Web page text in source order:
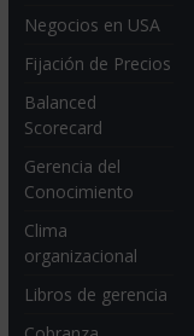
Negocios en USA
Fijación de Precios
Balanced
Scorecard
Gerencia del
Conocimiento
Clima
organizacional
Libros de gerencia